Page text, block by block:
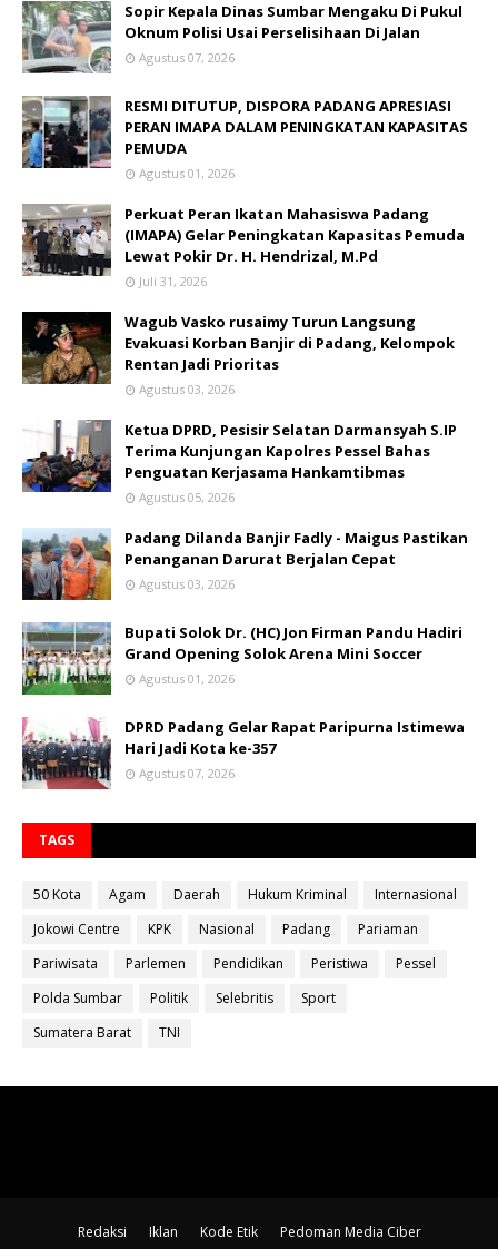
Sopir Kepala Dinas Sumbar Mengaku Di Pukul
Oknum Polisi Usai Perselisihaan Di Jalan
Agustus 07, 2026
RESMI DITUTUP, DISPORA PADANG APRESIASI
PERAN IMAPA DALAM PENINGKATAN KAPASITAS
PEMUDA
Agustus 01, 2026
Perkuat Peran Ikatan Mahasiswa Padang
(IMAPA) Gelar Peningkatan Kapasitas Pemuda
Lewat Pokir Dr. H. Hendrizal, M.Pd
Juli 31, 2026
Wagub Vasko rusaimy Turun Langsung
Evakuasi Korban Banjir di Padang, Kelompok
Rentan Jadi Prioritas
Agustus 03, 2026
Ketua DPRD, Pesisir Selatan Darmansyah S.IP
Terima Kunjungan Kapolres Pessel Bahas
Penguatan Kerjasama Hankamtibmas
Agustus 05, 2026
Padang Dilanda Banjir Fadly - Maigus Pastikan
Penanganan Darurat Berjalan Cepat
Agustus 03, 2026
Bupati Solok Dr. (HC) Jon Firman Pandu Hadiri
Grand Opening Solok Arena Mini Soccer
Agustus 01, 2026
DPRD Padang Gelar Rapat Paripurna Istimewa
Hari Jadi Kota ke-357
Agustus 07, 2026
TAGS
50 Kota Agam Daerah Hukum Kriminal
Internasional
Jokowi Centre
KPK Nasional Padang
Pariaman
Pariwisata
Parlemen Pendidikan Peristiwa
Pessel
Polda Sumbar
Politik Selebritis
Sport
Sumatera Barat
TNI
Redaksi Iklan Kode Etik Pedoman Media Ciber